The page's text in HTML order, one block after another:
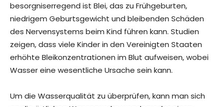
besorgniserregend ist Blei, das zu Frühgeburten,
niedrigem Geburtsgewicht und bleibenden Schäden
des Nervensystems beim Kind führen kann. Studien
zeigen, dass viele Kinder in den Vereinigten Staaten
erhöhte Bleikonzentrationen im Blut aufweisen, wobei
Wasser eine wesentliche Ursache sein kann.
Um die Wasserqualität zu überprüfen, kann man sich